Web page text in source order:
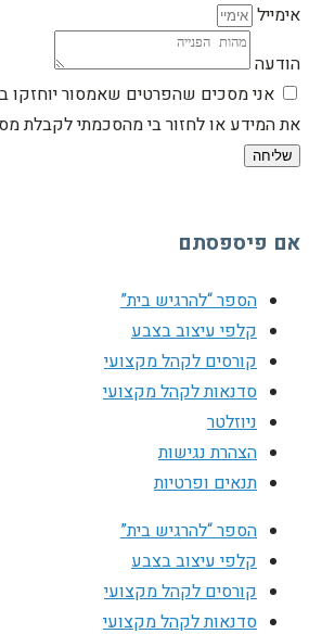
אימייל
הודעה
אני מסכים שהפרטים שאמסור יוחזקו
את המידע או לחזור בי מהסכמתי לקבלת
שליחה
אם פיספסתם
הספר “להרגיש בית”
קלפי עיצוב בצבע
קורסים לקהל מקצועי
סדנאות לקהל מקצועי
ניוזלטר
הצהרת נגישות
תנאים ופרטיות
הספר “להרגיש בית”
קלפי עיצוב בצבע
קורסים לקהל מקצועי
סדנאות לקהל מקצועי